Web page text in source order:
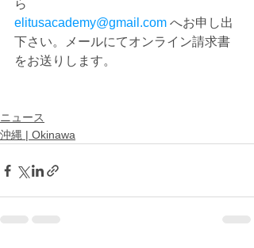
ら
elitusacademy@gmail.com へお申し出
下さい。メールにてオンライン請求書
をお送りします。
ニュース
沖縄 | Okinawa